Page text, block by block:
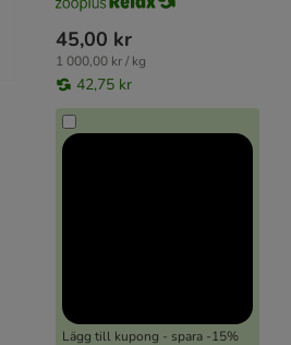
45,00 kr
1 000,00 kr / kg
42,75 kr
Lägg till kupong - spara -15%